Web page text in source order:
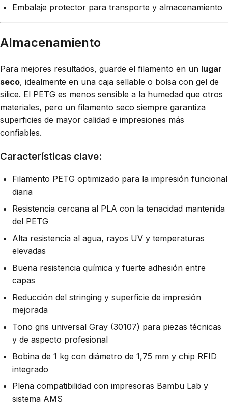
Embalaje protector para transporte y almacenamiento
Almacenamiento
Para mejores resultados, guarde el filamento en un lugar
seco, idealmente en una caja sellable o bolsa con gel de
sílice. El PETG es menos sensible a la humedad que otros
materiales, pero un filamento seco siempre garantiza
superficies de mayor calidad e impresiones más
confiables.
Características clave:
Filamento PETG optimizado para la impresión funcional
diaria
Resistencia cercana al PLA con la tenacidad mantenida
del PETG
Alta resistencia al agua, rayos UV y temperaturas
elevadas
Buena resistencia química y fuerte adhesión entre
capas
Reducción del stringing y superficie de impresión
mejorada
Tono gris universal Gray (30107) para piezas técnicas
y de aspecto profesional
Bobina de 1 kg con diámetro de 1,75 mm y chip RFID
integrado
Plena compatibilidad con impresoras Bambu Lab y
sistema AMS